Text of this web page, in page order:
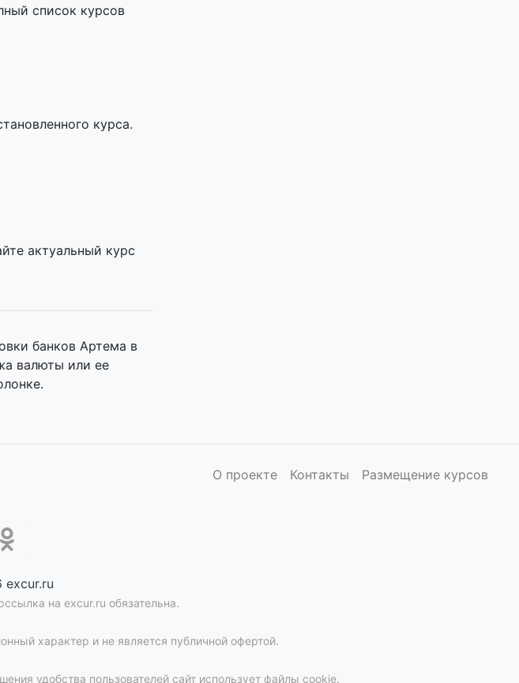
список курсов
курса.
актуальный курс
банков Артема в
валюты или ее
О проекте Контакты Размещение курсов
excur.ru
на excur.ru обязательна.
характер и не является публичной офертой.
удобства пользователей сайт использует файлы cookie.